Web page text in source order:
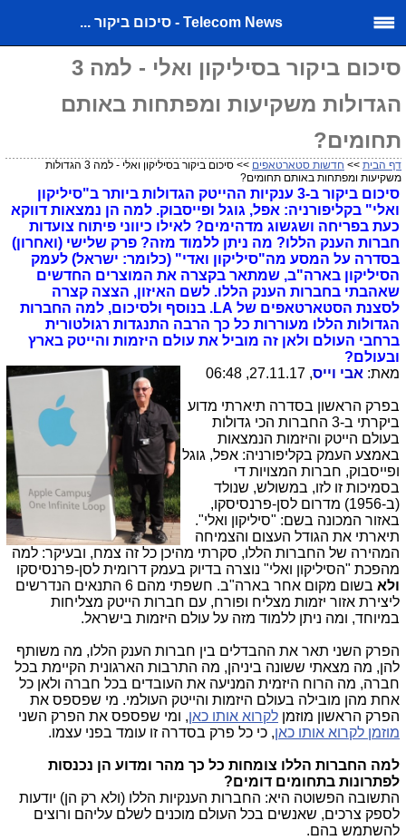
Telecom News - סיכום ביקור ...
סיכום ביקור בסיליקון ואלי - למה 3
הגדולות משקיעות ומפתחות באותם
תחומים?
דף הבית >> חדשות סטארטאפים
>> סיכום ביקור בסיליקון ואלי - למה 3 הגדולות
משקיעות ומפתחות באותם תחומים?
סיכום ביקור ב-3 ענקיות ההייטק הגדולות ביותר ב"סיליקון
ואלי" בקליפורניה: אפל, גוגל ופייסבוק. למה הן נמצאות דווקא
כעת בפריחה ושגשוג מדהימים? לאילו כיווני פיתוח צועדות
חברות הענק הללו? מה ניתן ללמוד מזה? פרק שלישי (ואחרון)
בסדרה על המסע מה"סיליקון ואדי" (כלומר: ישראל) לעמק
הסיליקון בארה"ב, שמתאר בקצרה את המוצרים החדשים
שאהבתי בחברות הענק הללו. לשם האיזון, הצצה קצרה
לסצנת הסטארטאפים של LA. בנוסף ולסיכום, למה החברות
הגדולות הללו מעוררות כל כך הרבה התנגדות רגולטורית
ברחבי העולם ולאן זה מוביל את עולם היזמות והייטק בארץ
ובעולם?
מאת: אבי וייס, 27.11.17, 06:48
בפרק הראשון בסדרה תיארתי מדוע
ביקרתי ב-3 החברות הכי גדולות
בעולם הייטק והיזמות הנמצאות
באמצע העמק בקליפורניה: אפל, גוגל
ופייסבוק, חברות המצויות די
בסמיכות זו לזו, במשולש, שנולד
(ב-1956) מדרום לסן-פרנסיסקו,
באזור המכונה בשם: "סיליקון ואלי".
תיארתי את הגודל העצום והצמיחה
המהירה של החברות הללו, סקרתי מהיכן כל זה צמח, ובעיקר: למה
מהפכת "הסיליקון ואלי" נוצרה בדיוק בעמק דרומית לסן-פרנסיסקו
ולא
בשום מקום אחר בארה"ב. חשפתי מהם 6 התנאים הנדרשים
ליצירת אזור יזמות מצליח ופורח, עם חברות הייטק מצליחות
במיוחד, ומה ניתן ללמוד מזה על עולם היזמות בישראל.
הפרק השני תאר את ההבדלים בין חברות הענק הללו, מה משותף
להן, מה מצאתי ששונה ביניהן, מה התרבות הארגונית הקיימת בכל
חברה, מה הרוח היזמית המניעה את העובדים בכל חברה ולאן כל
אחת מהן מובילה בעולם היזמות והייטק העולמי. מי שפספס את
הפרק הראשון מוזמן לקרוא אותו כאן, ומי שפספס את הפרק השני
מוזמן לקרוא אותו כאן, כי כל פרק בסדרה זו עומד בפני עצמו.
למה החברות הללו צומחות כל כך מהר ומדוע הן נכנסות
לפתרונות בתחומים דומים?
התשובה הפשוטה היא: החברות הענקיות הללו (ולא רק הן) יודעות
לספק צרכים, שאנשים בכל העולם מוכנים לשלם עליהם ורוצים
להשתמש בהם.